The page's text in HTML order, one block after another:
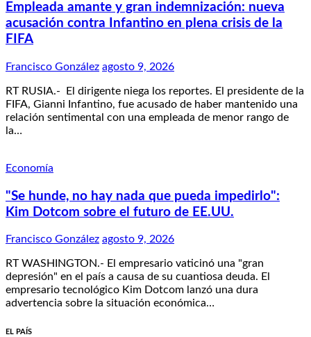
Empleada amante y gran indemnización: nueva
acusación contra Infantino en plena crisis de la
FIFA
Francisco González agosto 9, 2026
RT RUSIA.- El dirigente niega los reportes. El presidente de la
FIFA, Gianni Infantino, fue acusado de haber mantenido una
relación sentimental con una empleada de menor rango de
la…
Economía
"Se hunde, no hay nada que pueda impedirlo":
Kim Dotcom sobre el futuro de EE.UU.
Francisco González agosto 9, 2026
RT WASHINGTON.- El empresario vaticinó una "gran
depresión" en el país a causa de su cuantiosa deuda. El
empresario tecnológico Kim Dotcom lanzó una dura
advertencia sobre la situación económica…
EL PAÍS